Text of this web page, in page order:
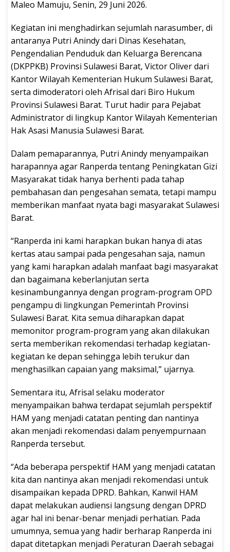
Maleo Mamuju, Senin, 29 Juni 2026.
Kegiatan ini menghadirkan sejumlah narasumber, di
antaranya Putri Anindy dari Dinas Kesehatan,
Pengendalian Penduduk dan Keluarga Berencana
(DKPPKB) Provinsi Sulawesi Barat, Victor Oliver dari
Kantor Wilayah Kementerian Hukum Sulawesi Barat,
serta dimoderatori oleh Afrisal dari Biro Hukum
Provinsi Sulawesi Barat. Turut hadir para Pejabat
Administrator di lingkup Kantor Wilayah Kementerian
Hak Asasi Manusia Sulawesi Barat.
Dalam pemaparannya, Putri Anindy menyampaikan
harapannya agar Ranperda tentang Peningkatan Gizi
Masyarakat tidak hanya berhenti pada tahap
pembahasan dan pengesahan semata, tetapi mampu
memberikan manfaat nyata bagi masyarakat Sulawesi
Barat.
“Ranperda ini kami harapkan bukan hanya di atas
kertas atau sampai pada pengesahan saja, namun
yang kami harapkan adalah manfaat bagi masyarakat
dan bagaimana keberlanjutan serta
kesinambungannya dengan program-program OPD
pengampu di lingkungan Pemerintah Provinsi
Sulawesi Barat. Kita semua diharapkan dapat
memonitor program-program yang akan dilakukan
serta memberikan rekomendasi terhadap kegiatan-
kegiatan ke depan sehingga lebih terukur dan
menghasilkan capaian yang maksimal,” ujarnya.
Sementara itu, Afrisal selaku moderator
menyampaikan bahwa terdapat sejumlah perspektif
HAM yang menjadi catatan penting dan nantinya
akan menjadi rekomendasi dalam penyempurnaan
Ranperda tersebut.
“Ada beberapa perspektif HAM yang menjadi catatan
kita dan nantinya akan menjadi rekomendasi untuk
disampaikan kepada DPRD. Bahkan, Kanwil HAM
dapat melakukan audiensi langsung dengan DPRD
agar hal ini benar-benar menjadi perhatian. Pada
umumnya, semua yang hadir berharap Ranperda ini
dapat ditetapkan menjadi Peraturan Daerah sebagai